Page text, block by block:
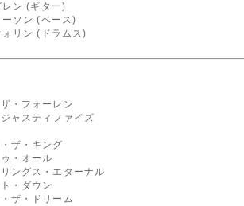
レン (ギター)
ーソン (ベース)
リン (ドラムス)
・フォーレン
ャスティファイズ
ザ・キング
・オール
ングス・エターナル
・ダウン
ザ・ドリーム